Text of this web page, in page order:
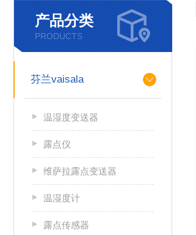
产品分类
PRODUCTS
芬兰vaisala
温湿度变送器
露点仪
维萨拉露点变送器
温湿度计
露点传感器